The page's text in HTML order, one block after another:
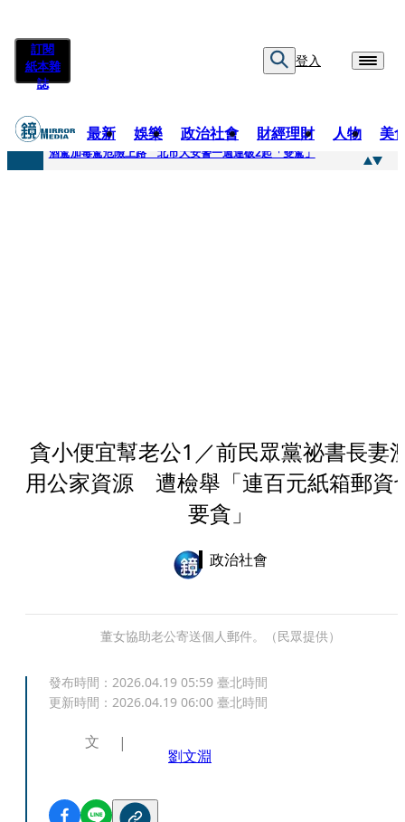
訂閱
紙本雜
誌
登入
最新 娛樂 政治社會 財經理財 人物 美
快訊
酒駕加毒駕危險上路 北市大安警一週連破2起「雙駕」
貪小便宜幫老公1／前民眾黨祕書長妻
用公家資源 遭檢舉「連百元紙箱郵資
要貪」
政治社會
董女協助老公寄送個人郵件。（民眾提供）
發布時間： 2026.04.19 05:59 臺北時間
更新時間： 2026.04.19 06:00 臺北時間
文
劉文淵